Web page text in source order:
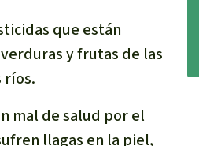
que están
y frutas de las
ríos.
mal de salud por el
llagas en la piel,